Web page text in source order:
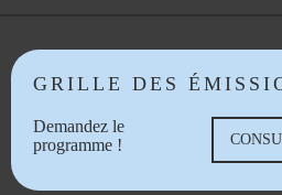
GRILLE DES
Demandez le
programme !